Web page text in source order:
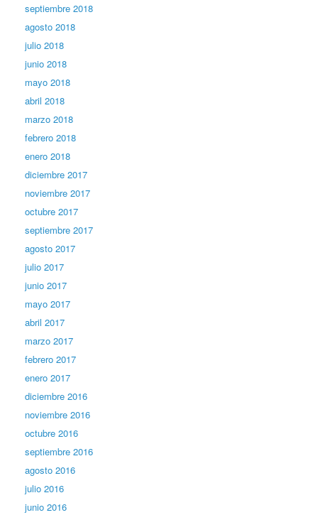
septiembre 2018
agosto 2018
julio 2018
junio 2018
mayo 2018
abril 2018
marzo 2018
febrero 2018
enero 2018
diciembre 2017
noviembre 2017
octubre 2017
septiembre 2017
agosto 2017
julio 2017
junio 2017
mayo 2017
abril 2017
marzo 2017
febrero 2017
enero 2017
diciembre 2016
noviembre 2016
octubre 2016
septiembre 2016
agosto 2016
julio 2016
junio 2016